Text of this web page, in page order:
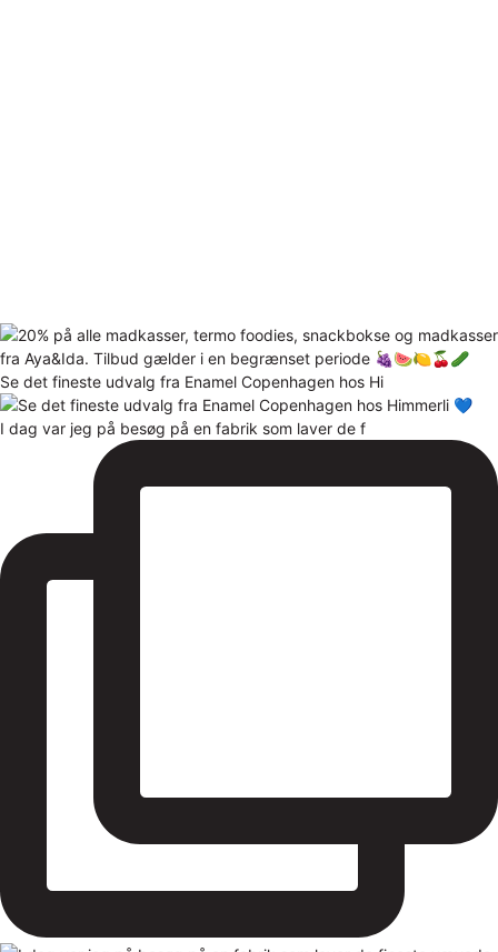
Se det fineste udvalg fra Enamel Copenhagen hos Hi
I dag var jeg på besøg på en fabrik som laver de f